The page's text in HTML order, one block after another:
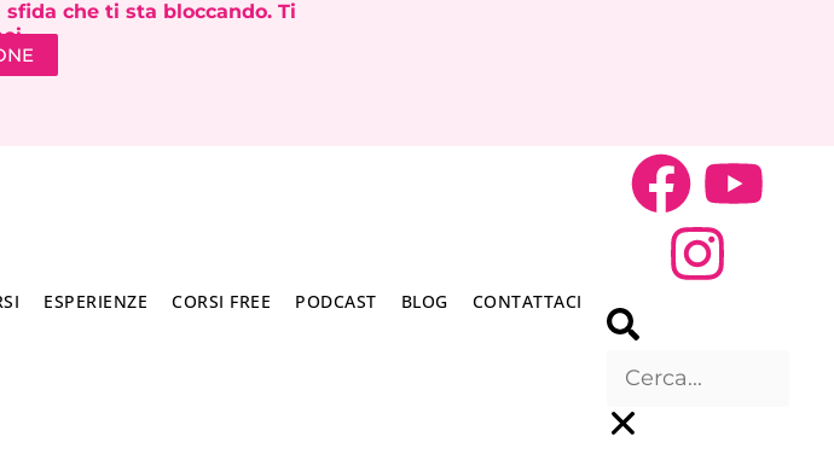
sfida che ti sta bloccando. Ti
ESPERIENZE CORSI FREE PODCAST BLOG CONTATTACI